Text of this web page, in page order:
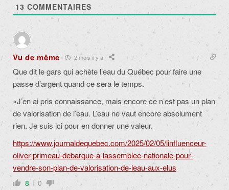
13 COMMENTAIRES
Vu de même 2 mois il y a
Que dit le gars qui achète l’eau du Québec pour faire une
passe d’argent quand ce sera le temps.
«J’en ai pris connaissance, mais encore ce n’est pas un plan
de valorisation de l’eau. L’eau ne vaut encore absolument
rien. Je suis ici pour en donner une valeur.
https://www.journaldequebec.com/2025/02/05/linfluenceur-
oliver-primeau-debarque-a-lassemblee-nationale-pour-
vendre-son-plan-de-valorisation-de-leau-aux-elus
8 0